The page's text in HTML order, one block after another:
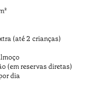
(até 2 crianças)
(em reservas diretas)
dia